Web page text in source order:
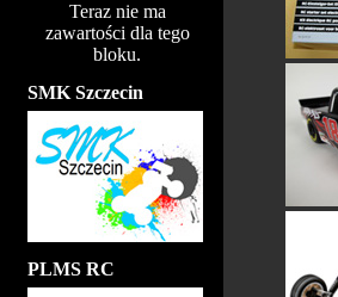
Teraz nie ma
zawartości dla tego
bloku.
SMK Szczecin
PLMS RC